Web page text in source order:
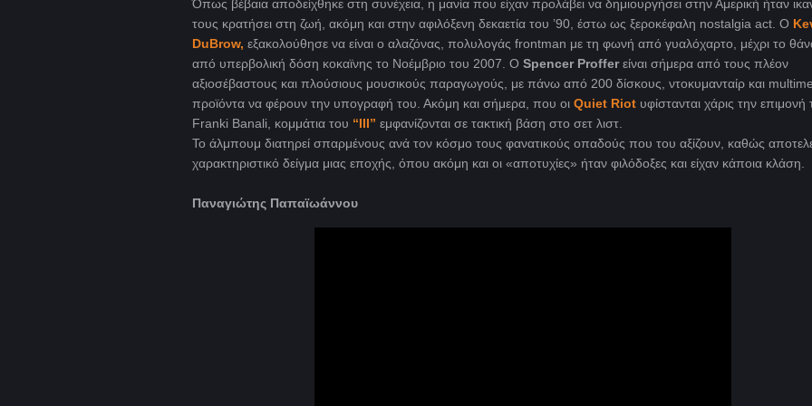
Όπως βέβαια αποδείχθηκε στη συνέχεια, η μανία που είχαν προλάβει να δημιουργήσει στην Αμερική ήταν
τους κρατήσει στη ζωή, ακόμη και στην αφιλόξενη δεκαετία του ’90, έστω ως ξεροκέφαλη nostalgia act. Ο
DuBrow, εξακολούθησε να είναι ο αλαζόνας, πολυλογάς frontman με τη φωνή από γυαλόχαρτο, μέχρι το
από υπερβολική δόση κοκαϊνης το Νοέμβριο του 2007. Ο Spencer Profferείναι σήμερα από τους πλέον
αξιοσέβαστους και πλούσιους μουσικούς παραγωγούς, με πάνω από 200 δίσκους, ντοκυμανταίρ και
προϊόντα να φέρουν την υπογραφή του. Ακόμη και σήμερα, που οι Quiet Riot υφίστανται χάρις την επιμονή
Franki Banali , κομμάτια του “III” εμφανίζονται σε τακτική βάση στο σετ λιστ.
Το άλμπουμ διατηρεί σπαρμένους ανά τον κόσμο τους φανατικούς οπαδούς που του αξίζουν, καθώς
χαρακτηριστικό δείγμα μιας εποχής, όπου ακόμη και οι «αποτυχίες» ήταν φιλόδοξες και είχαν κάποια κλάση.
Παναγιώτης Παπαϊωάννου